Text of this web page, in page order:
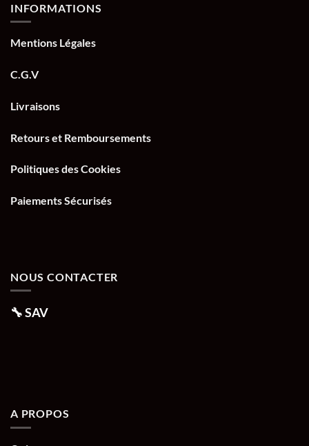
INFORMATIONS
Mentions Légales
C.G.V
Livraisons
Retours et Remboursements
Politiques des Cookies
Paiements Sécurisés
NOUS CONTACTER
🔧SAV
A PROPOS